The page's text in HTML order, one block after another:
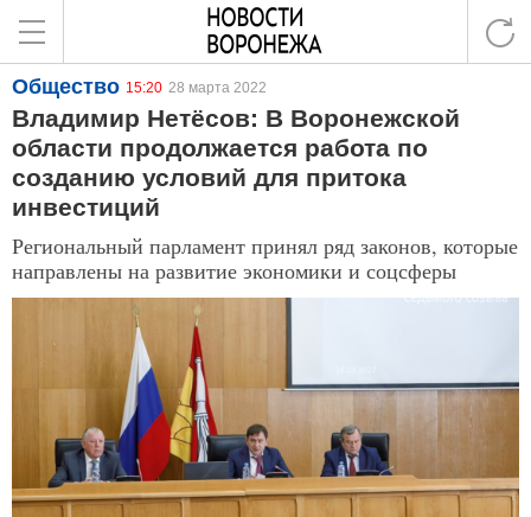
Общество 15:20 28 марта 2022
Владимир Нетёсов: В Воронежской
области продолжается работа по
созданию условий для притока
инвестиций
Региональный парламент принял ряд законов, которые
направлены на развитие экономики и соцсферы